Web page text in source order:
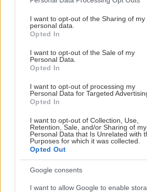
not limited to your visit or usage
grant or deny consent to Google and its
use your data for below specified
consent section.
I want to opt-out of the Sharing of my
personal data.
Opted In
I want to opt-out of the Sale of my
Personal Data.
Opted In
I want to opt-out of processing my
Personal Data for Targeted
Opted In
I want to opt-out of Collection, Use,
Retention, Sale, and/or Sharing of my
Personal Data that Is Unrelated with
Purposes for which it was collected.
Opted Out
Google consents
I want to allow Google to enable
VIDEO
Chcete dominantu interiéru,
ktorá pritiahne pohľady?
Vyrobte si takéto masívne
orechové svietidlo